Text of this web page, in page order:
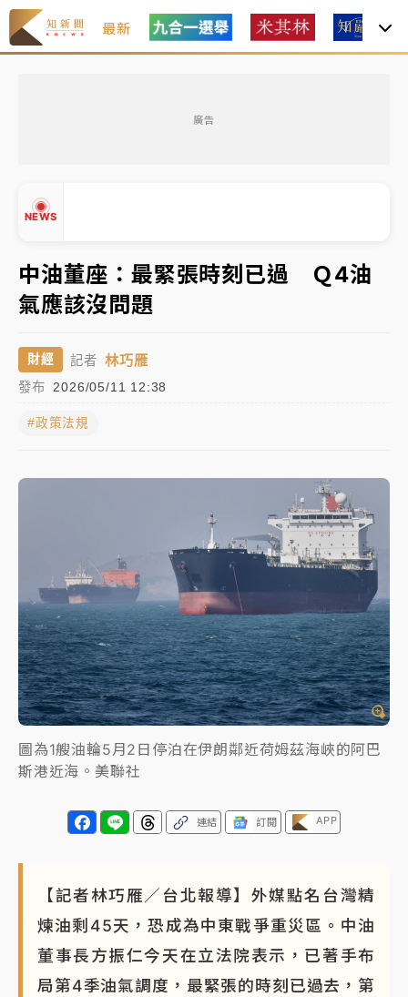
最新
廣告
NEWS
有片｜
連根拔起
中颱白海豚風雨來了！中部以北防豪雨 今晚、明天影
響最劇烈
白海豚逼近！北市水門只出不進 未移置車輛最高罰
油價持續凍漲！ 中油宣布下周一汽柴油價格維持不變
白海豚暴風圈逼近！新北淡水赫見龍捲風 榕樹
中颱白海豚風雨來了！中部以北防豪雨 今晚、明天影
響最劇烈
白海豚逼近！北市水門只出不進 未移置車輛最高罰
4800＋拖吊費
中油董座：最緊張時刻已過 Ｑ4油
氣應該沒問題
財經 記者 林巧雁
發布 2026/05/11 12:38
#政策法規
圖為1艘油輪5月2日停泊在伊朗鄰近荷姆茲海峽的阿巴
斯港近海。美聯社
連結 訂閱 APP
【記者林巧雁／台北報導】外媒點名台灣精
煉油剩45天，恐成為中東戰爭重災區。中油
董事長方振仁今天在立法院表示，已著手布
局第4季油氣調度，最緊張的時刻已過去，第